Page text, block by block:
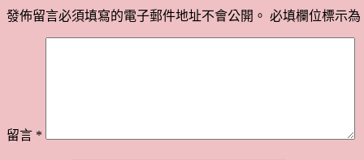
發佈留言必須填寫的電子郵件地址不會公開。 必填欄位標示為
留言 *